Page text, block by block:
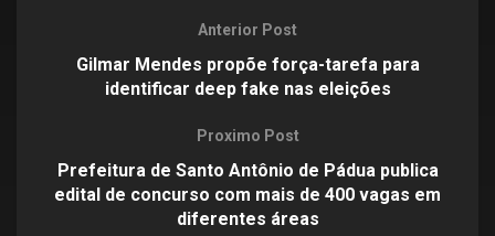
Anterior Post
Gilmar Mendes propõe força-tarefa para
identificar deep fake nas eleições
Proximo Post
Prefeitura de Santo Antônio de Pádua publica
edital de concurso com mais de 400 vagas em
diferentes áreas